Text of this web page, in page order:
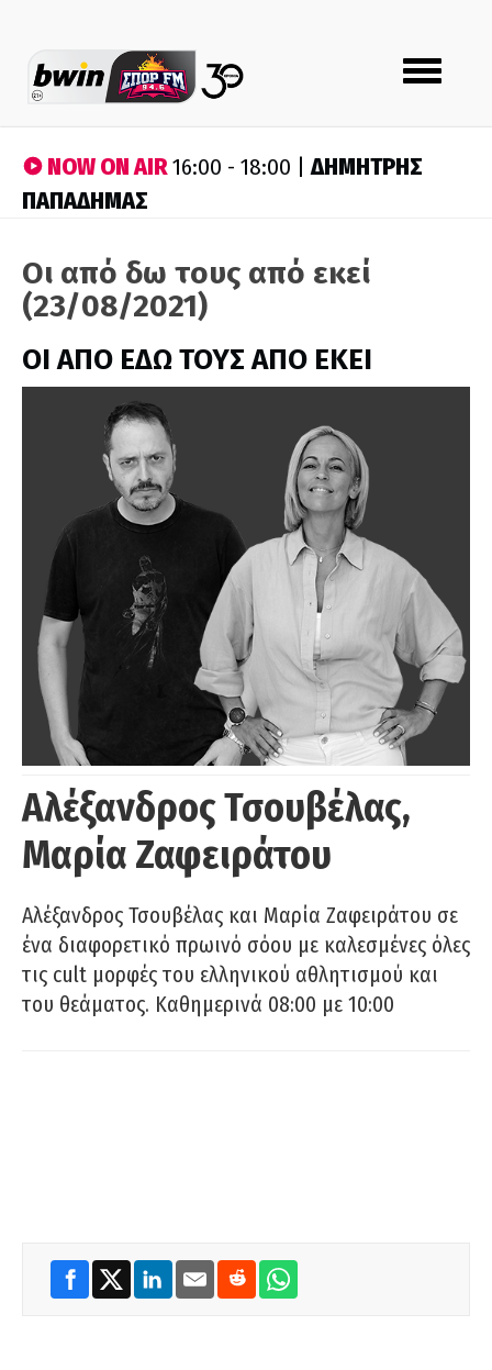
Toggle
navigation
NOW ON AIR16:00 - 18:00 |ΔΗΜΗΤΡΗΣ
ΠΑΠΑΔΗΜΑΣ
Οι από δω τους από εκεί
(23/08/2021)
ΟΙ ΑΠΟ ΕΔΩ ΤΟΥΣ ΑΠΟ ΕΚΕΙ
Αλέξανδρος Τσουβέλας,
Μαρία Ζαφειράτου
Αλέξανδρος Τσουβέλας και Μαρία Ζαφειράτου σε
ένα διαφορετικό πρωινό σόου με καλεσμένες όλες
τις cult μορφές του ελληνικού αθλητισμού και
του θεάματος. Καθημερινά 08:00 με 10:00